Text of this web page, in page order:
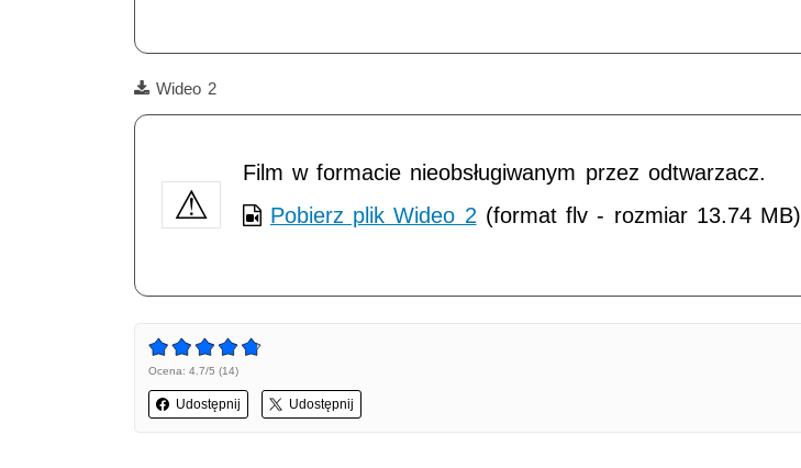
Film
Wideo 2
Film w formacie nieobsługiwanym przez odtwarzacz.
Pobierz plik Wideo 2 (format flv - rozmiar 13.74 MB)
Ocena: 4.7/5 (14)
Udostępnij Udostępnij